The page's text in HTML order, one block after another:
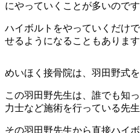
にやっていくことが多いので
ハイボルトをやっていくだけ
せるようになることもあります
めいほく接骨院は、羽田野式
この羽田野先生は、誰でも知
力士など施術を行っている先生
その羽田野先生から直接ハイ